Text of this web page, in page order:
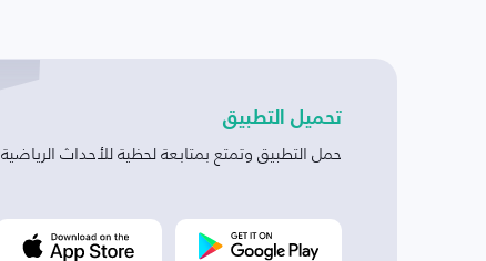
تحميل التطبيق
حمل التطبيق وتمتع بمتابعة لحظية للأحداث الرياضية